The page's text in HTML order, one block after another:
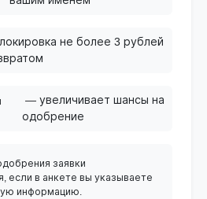
не более 3 рублей
— увеличивает шансы на
одобрение
заявки
если в анкете вы указываете
информацию.